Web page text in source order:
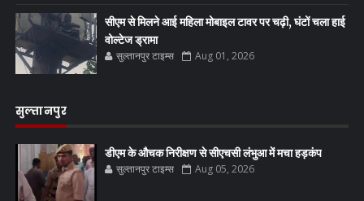
सीएम से मिलने आई महिला मोबाइल टावर पर चढ़ी, घंटों चला हाई
वोल्टेज ड्रामा
सुल्तानपुर टाइम्स Aug 01, 2026
सुल्तानपुर
डीएम के औचक निरीक्षण से सीएचसी लंभुआ में मचा हड़कंप
सुल्तानपुर टाइम्स Aug 05, 2026